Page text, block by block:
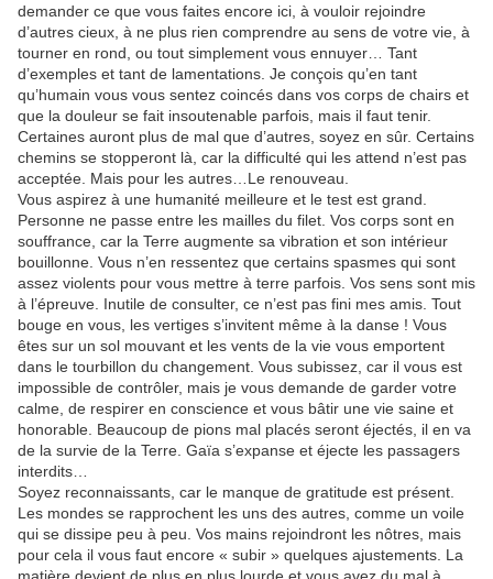
demander ce que vous faites encore ici, à vouloir rejoindre
d’autres cieux, à ne plus rien comprendre au sens de votre vie, à
tourner en rond, ou tout simplement vous ennuyer… Tant
d’exemples et tant de lamentations. Je conçois qu’en tant
qu’humain vous vous sentez coincés dans vos corps de chairs et
que la douleur se fait insoutenable parfois, mais il faut tenir.
Certaines auront plus de mal que d’autres, soyez en sûr. Certains
chemins se stopperont là, car la difficulté qui les attend n’est pas
acceptée. Mais pour les autres…Le renouveau.
Vous aspirez à une humanité meilleure et le test est grand.
Personne ne passe entre les mailles du filet. Vos corps sont en
souffrance, car la Terre augmente sa vibration et son intérieur
bouillonne. Vous n’en ressentez que certains spasmes qui sont
assez violents pour vous mettre à terre parfois. Vos sens sont mis
à l’épreuve. Inutile de consulter, ce n’est pas fini mes amis. Tout
bouge en vous, les vertiges s’invitent même à la danse ! Vous
êtes sur un sol mouvant et les vents de la vie vous emportent
dans le tourbillon du changement. Vous subissez, car il vous est
impossible de contrôler, mais je vous demande de garder votre
calme, de respirer en conscience et vous bâtir une vie saine et
honorable. Beaucoup de pions mal placés seront éjectés, il en va
de la survie de la Terre. Gaïa s’expanse et éjecte les passagers
interdits…
Soyez reconnaissants, car le manque de gratitude est présent.
Les mondes se rapprochent les uns des autres, comme un voile
qui se dissipe peu à peu. Vos mains rejoindront les nôtres, mais
pour cela il vous faut encore « subir » quelques ajustements. La